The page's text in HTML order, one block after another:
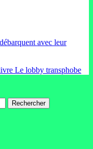
avec leur
Le lobby transphobe